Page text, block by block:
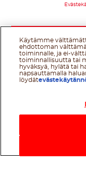
Käytämme
ehdottoman
toiminnalle, ja ei-
toiminnallisuutta tai
hyväksyä, hylätä tai
napsauttamalla
löydät